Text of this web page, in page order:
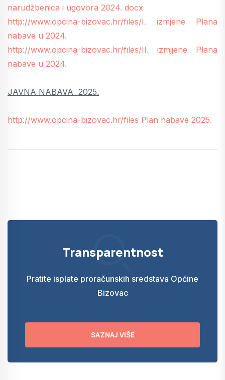
narudžbenica i ugovora 2024. docx
http://www.opcina-bizovac.hr/files/I. izmjene Plana
nabave u 2024.
http://www.opcina-bizovac.hr/files/II. izmjjene Plana
nabave u 2024.
JAVNA NABAVA 2025.
http://www.opcina-bizovac.hr/files Plan nabave 2025.
Transparentnost
Pratite isplate proračunskih sredstava Općine
Bizovac
SAZNAJ VIŠE